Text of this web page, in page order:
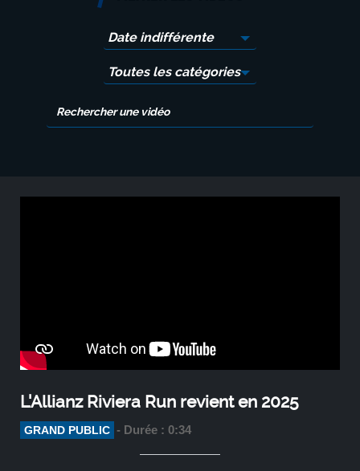
L'Allianz Riviera Run revient en 2025
GRAND PUBLIC - Durée : 0:34